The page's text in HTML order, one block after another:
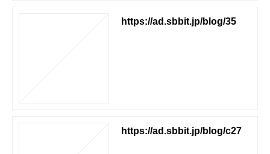
https://ad.sbbit.jp/blog/35
https://ad.sbbit.jp/blog/c27